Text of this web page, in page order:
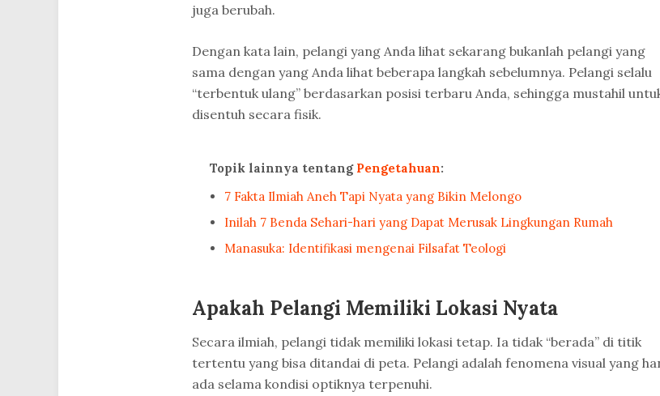
juga berubah.
Dengan kata lain, pelangi yang Anda lihat sekarang bukanlah pelangi yang
sama dengan yang Anda lihat beberapa langkah sebelumnya. Pelangi selalu
“terbentuk ulang” berdasarkan posisi terbaru Anda, sehingga mustahil
disentuh secara fisik.
Topik lainnya tentang Pengetahuan:
7 Fakta Ilmiah Aneh Tapi Nyata yang Bikin Melongo
Inilah 7 Benda Sehari-hari yang Dapat Merusak Lingkungan Rumah
Manasuka: Identifikasi mengenai Filsafat Teologi
Apakah Pelangi Memiliki Lokasi Nyata
Secara ilmiah, pelangi tidak memiliki lokasi tetap. Ia tidak “berada” di titik
tertentu yang bisa ditandai di peta. Pelangi adalah fenomena visual yang
ada selama kondisi optiknya terpenuhi.